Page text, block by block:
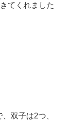
てくれました
双子は2つ、